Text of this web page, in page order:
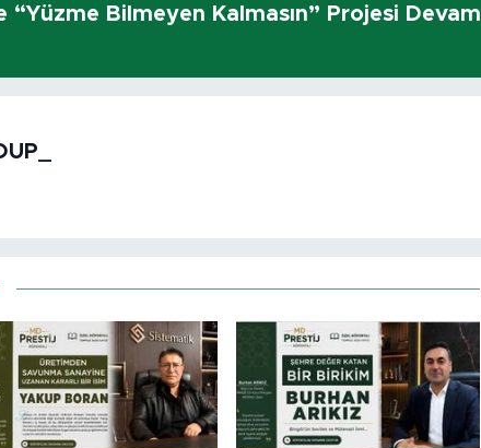
“Yüzme Bilmeyen Kalmasın” Projesi Devam